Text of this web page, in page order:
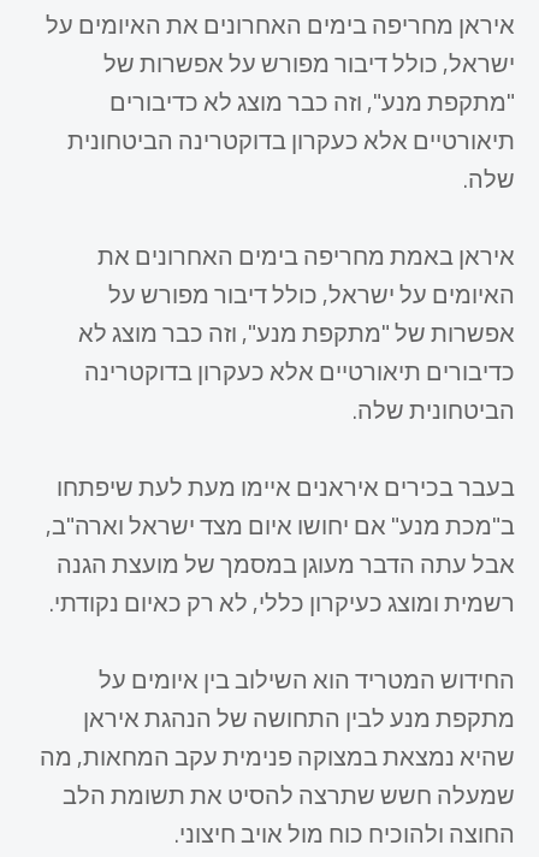
איראן מחריפה בימים האחרונים את האיומים על
ישראל, כולל דיבור מפורש על אפשרות של
"מתקפת מנע", וזה כבר מוצג לא כדיבורים
תיאורטיים אלא כעקרון בדוקטרינה הביטחונית
שלה.
איראן באמת מחריפה בימים האחרונים את
האיומים על ישראל, כולל דיבור מפורש על
אפשרות של "מתקפת מנע", וזה כבר מוצג לא
כדיבורים תיאורטיים אלא כעקרון בדוקטרינה
הביטחונית שלה.
בעבר בכירים איראנים איימו מעת לעת שיפתחו
ב"מכת מנע" אם יחושו איום מצד ישראל וארה"ב,
אבל עתה הדבר מעוגן במסמך של מועצת הגנה
רשמית ומוצג כעיקרון כללי, לא רק כאיום נקודתי.
​החידוש המטריד הוא השילוב בין איומים על
מתקפת מנע לבין התחושה של הנהגת איראן
שהיא נמצאת במצוקה פנימית עקב המחאות, מה
שמעלה חשש שתרצה להסיט את תשומת הלב
החוצה ולהוכיח כוח מול אויב חיצוני.